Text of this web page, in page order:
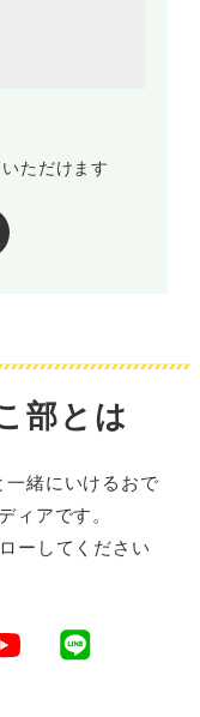
ただけます
部とは
一緒にいけるおで
ィアです。
ーしてください